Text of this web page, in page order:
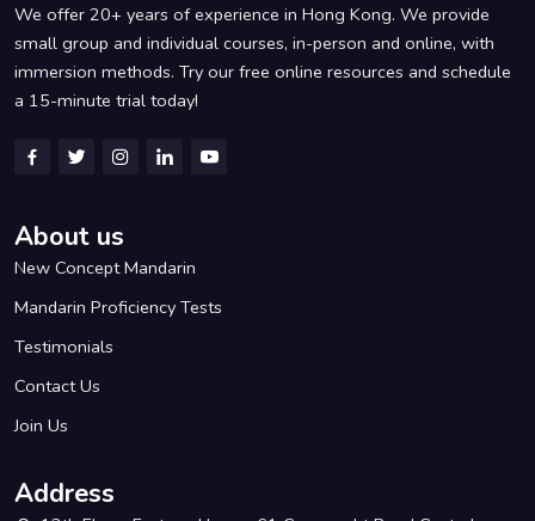
We offer 20+ years of experience in Hong Kong. We provide
small group and individual courses, in-person and online, with
immersion methods. Try our free online resources and schedule
a 15-minute trial today!
About us
New Concept Mandarin
Mandarin Proficiency Tests
Testimonials
Contact Us
Join Us
Address